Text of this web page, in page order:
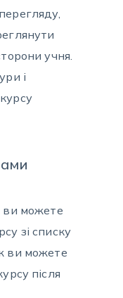
учня.
і
ви можете
зі списку
ви можете
після